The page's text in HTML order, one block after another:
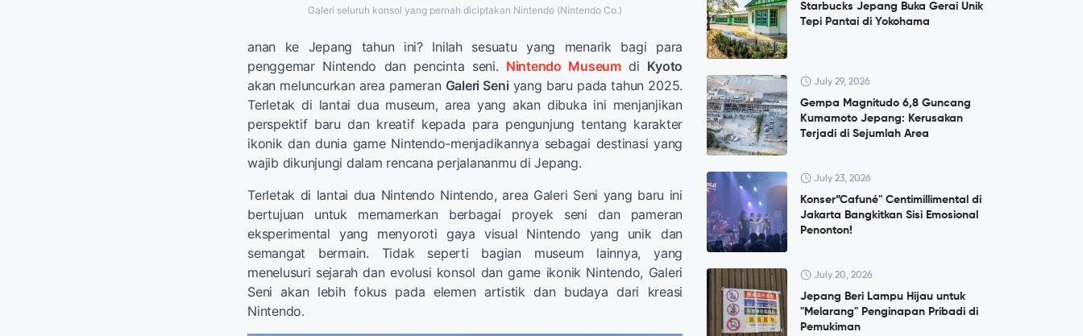
Galeri seluruh konsol yang pernah diciptakan Nintendo (Nintendo Co.)
anan ke Jepang tahun ini? Inilah sesuatu yang menarik bagi para
penggemar Nintendo dan pencinta seni. Nintendo Museumdi Kyoto
akan meluncurkan area pameran Galeri Seni yang baru pada tahun 2025.
Terletak di lantai dua museum, area yang akan dibuka ini menjanjikan
perspektif baru dan kreatif kepada para pengunjung tentang karakter
ikonik dan dunia game Nintendo-menjadikannya sebagai destinasi yang
wajib dikunjungi dalam rencana perjalananmu di Jepang.
Terletak di lantai dua Nintendo Nintendo, area Galeri Seni yang baru ini
bertujuan untuk memamerkan berbagai proyek seni dan pameran
eksperimental yang menyoroti gaya visual Nintendo yang unik dan
semangat bermain. Tidak seperti bagian museum lainnya, yang
menelusuri sejarah dan evolusi konsol dan game ikonik Nintendo, Galeri
Seni akan lebih fokus pada elemen artistik dan budaya dari kreasi
Nintendo.
Starbucks Jepang Buka Gerai Unik
Tepi Pantai di Yokohama
July 29, 2026
Gempa Magnitudo 6,8 Guncang
Kumamoto Jepang: Kerusakan
Terjadi di Sejumlah Area
July 23, 2026
Konser”Cafuné" Centimillimental di
Jakarta Bangkitkan Sisi Emosional
Penonton!
July 20, 2026
Jepang Beri Lampu Hijau untuk
"Melarang" Penginapan Pribadi di
Pemukiman